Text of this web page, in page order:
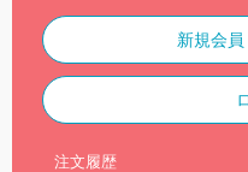
新規会
注文履歴